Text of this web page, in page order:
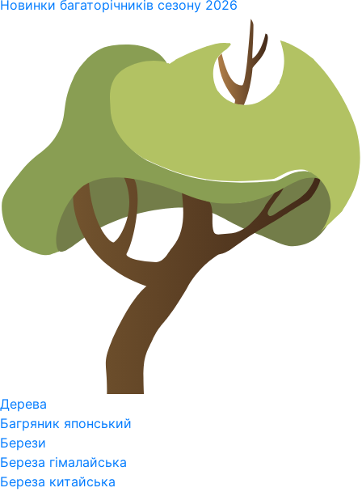
Новинки багаторічників сезону 2026
Дерева
Багряник японський
Берези
Береза гімалайська
Береза китайська